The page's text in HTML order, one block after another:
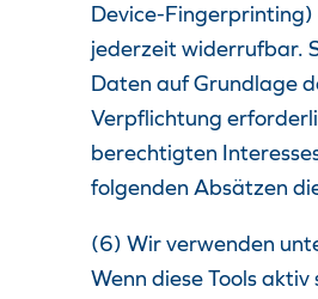
Device-
jederzeit widerrufbar.
Daten auf Grundlage
Verpflichtung
berechtigten
folgenden Absätzen
(6) Wir verwenden
Wenn diese Tools